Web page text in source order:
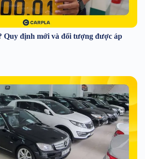
Quy định mới và đối tượng được áp